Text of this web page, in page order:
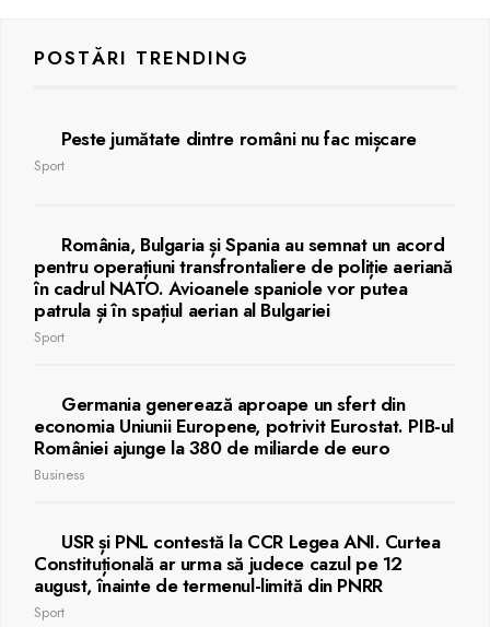
POSTĂRI TRENDING
Peste jumătate dintre români nu fac mișcare
Sport
România, Bulgaria și Spania au semnat un acord
pentru operațiuni transfrontaliere de poliție aeriană
în cadrul NATO. Avioanele spaniole vor putea
patrula și în spațiul aerian al Bulgariei
Sport
Germania generează aproape un sfert din
economia Uniunii Europene, potrivit Eurostat. PIB-ul
României ajunge la 380 de miliarde de euro
Business
USR și PNL contestă la CCR Legea ANI. Curtea
Constituțională ar urma să judece cazul pe 12
august, înainte de termenul-limită din PNRR
Sport